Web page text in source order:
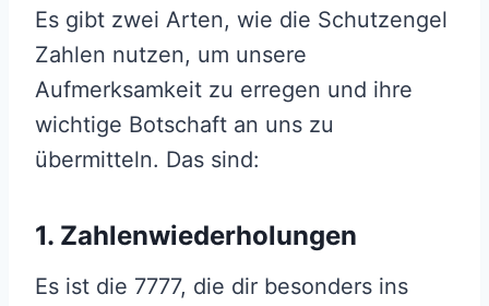
Es gibt zwei Arten, wie die Schutzengel
Zahlen nutzen, um unsere
Aufmerksamkeit zu erregen und ihre
wichtige Botschaft an uns zu
übermitteln. Das sind:
1. Zahlenwiederholungen
Es ist die 7777, die dir besonders ins